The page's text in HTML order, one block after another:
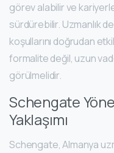
görev alabilir ve
sürdürebilir. Uzmanlık
koşullarını doğrudan
formalite değil, uzun
görülmelidir.
Schengate
Yaklaşımı
Schengate, Almanya